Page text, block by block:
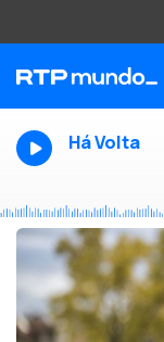
Há Volta